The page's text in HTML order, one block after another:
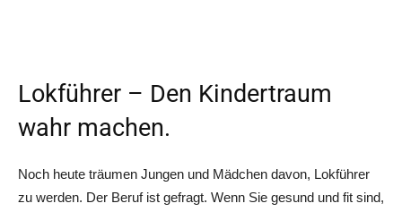
Lokführer – Den Kindertraum
wahr machen.
Noch heu­te träu­men Jun­gen und Mäd­chen davon, Lok­füh­rer
zu wer­den. Der Beruf ist gefragt. Wenn Sie gesund und fit sind,